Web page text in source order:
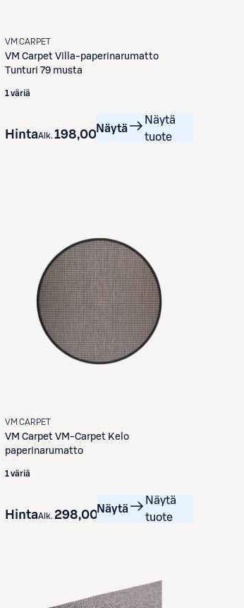
VM CARPET
VM Carpet Villa-paperinarumatto
Tunturi 79 musta
1 väriä
HintaAlk. 198,00 €Näytä
Näytä
tuote
VM CARPET
VM Carpet VM-Carpet Kelo
paperinarumatto
1 väriä
HintaAlk. 298,00 €Näytä
Näytä
tuote